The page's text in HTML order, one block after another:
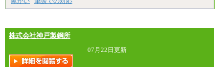
株式会社神戸製鋼所
07月22日更新